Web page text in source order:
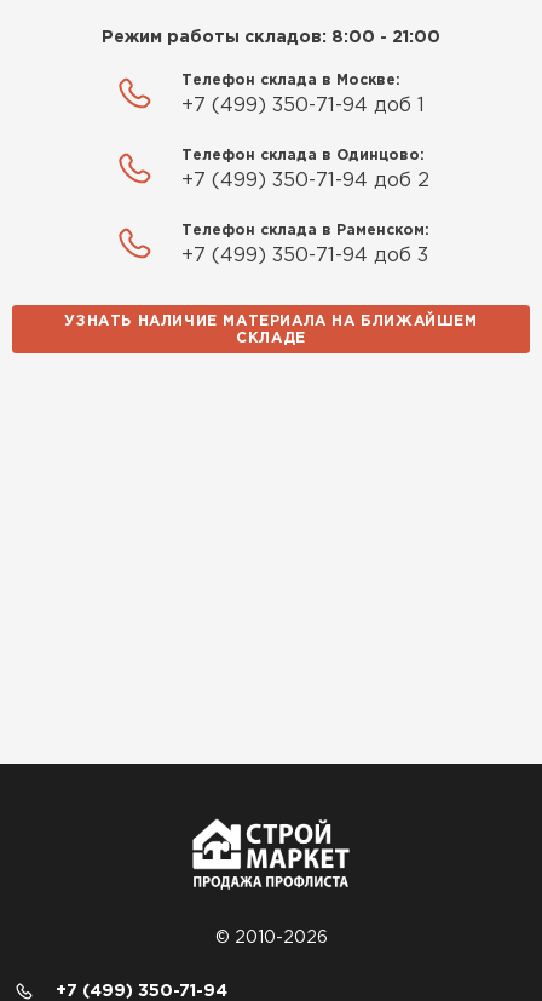
Режим работы складов: 8:00 - 21:00
Телефон склада в Москве:
+7 (499) 350-71-94 доб 1
Телефон склада в Одинцово:
+7 (499) 350-71-94 доб 2
Телефон склада в Раменском:
+7 (499) 350-71-94 доб 3
УЗНАТЬ НАЛИЧИЕ МАТЕРИАЛА НА БЛИЖАЙШЕМ
СКЛАДЕ
© 2010-2026
+7 (499) 350-71-94